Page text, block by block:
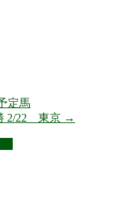
定馬
2/22 東京 →